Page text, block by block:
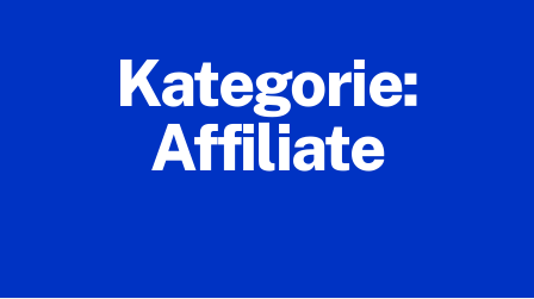
Kategorie:
Affiliate